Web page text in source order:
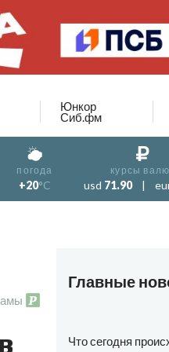
Юнкор
Сиб.фм
погода
+20°C
курсы
usd 71.90 |
Главные
Что сегодня